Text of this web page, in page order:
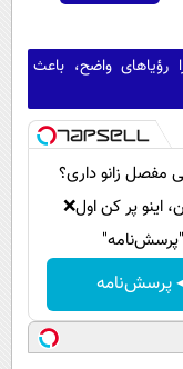
رؤیاهای واضح، باعث
مفصل زانو داری؟
اینو پر کن اول❌
"پرسش‌نامه"
پرسش‌نامه